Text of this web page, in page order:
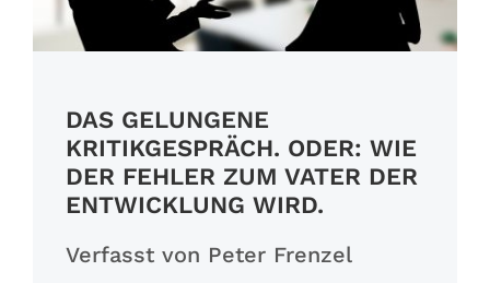
DAS GELUNGENE
KRITIKGESPRÄCH. ODER: WIE
DER FEHLER ZUM VATER DER
ENTWICKLUNG WIRD.
Verfasst von Peter Frenzel